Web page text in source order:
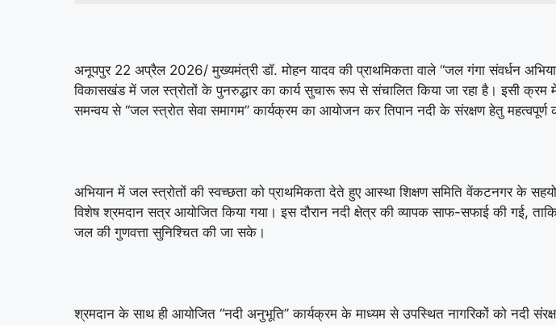
अनूपपुर 22 अप्रैल 2026/ मुख्यमंत्री डॉ. मोहन यादव की प्राथमिकता वाले ‘‘जल गंगा संवर्धन
विकासखंड में जल स्त्रोतों के पुनरुद्धार का कार्य सुचारू रूप से संचालित किया जा रहा है। इसी क्रम
समन्वय से ‘‘जल स्त्रोत सेवा समागम’’ कार्यक्रम का आयोजन कर तिपान नदी के संरक्षण हेतु महत्वपूर्ण
अभियान में जल स्त्रोतों की स्वच्छता को प्राथमिकता देते हुए आस्था शिक्षण समिति वेंकटनगर के
विशेष श्रमदान सत्र आयोजित किया गया। इस दौरान नदी क्षेत्र की व्यापक साफ-सफाई की गई,
जल की गुणवत्ता सुनिश्चित की जा सके।
श्रमदान के साथ ही आयोजित ‘‘नदी अनुभूति’’ कार्यक्रम के माध्यम से उपस्थित नागरिकों को नदी